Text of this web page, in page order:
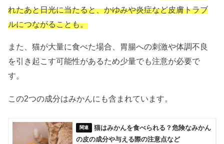
れたあと日光に当たると、かゆみや炎症など皮膚トラブ
ルにつながることも。
また、猫が大量に食べた場合、胃腸への刺激や体調不良
を引き起こす可能性があるため少量でも注意が必要で
す。
この2つの成分はみかんにも含まれています。
猫はみかんを食べられる？危険なみかん
の皮の成分や与える際の注意点など